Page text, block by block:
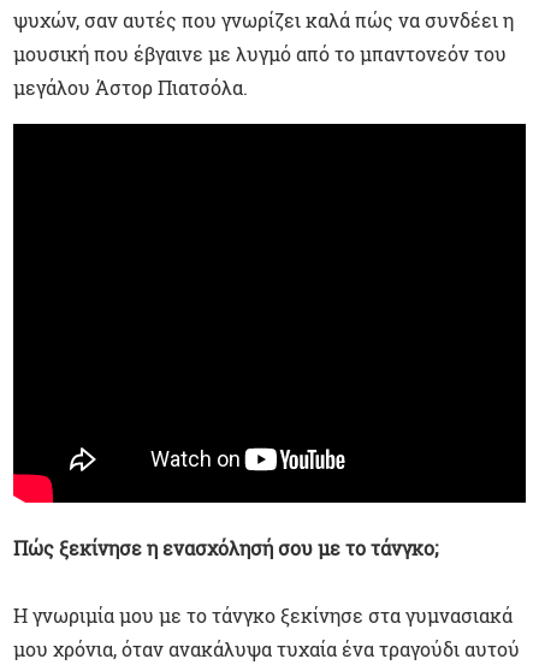
ψυχών, σαν αυτές που γνωρίζει καλά πώς να συνδέει η
μουσική που έβγαινε με λυγμό από το μπαντονεόν του
μεγάλου Άστορ Πιατσόλα.
Πώς ξεκίνησε η ενασχόλησή σου με το τάνγκο;
Η γνωριμία μου με το τάνγκο ξεκίνησε στα γυμνασιακά
μου χρόνια, όταν ανακάλυψα τυχαία ένα τραγούδι αυτού